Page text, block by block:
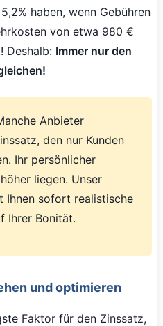
haben, wenn Gebühren
von etwa 980 €
Deshalb: Immer nur den
Anbieter
den nur Kunden
Ihr persönlicher
liegen. Unser
Ihnen sofort realistische
Ihrer Bonität.
und optimieren
Faktor für den Zinssatz,